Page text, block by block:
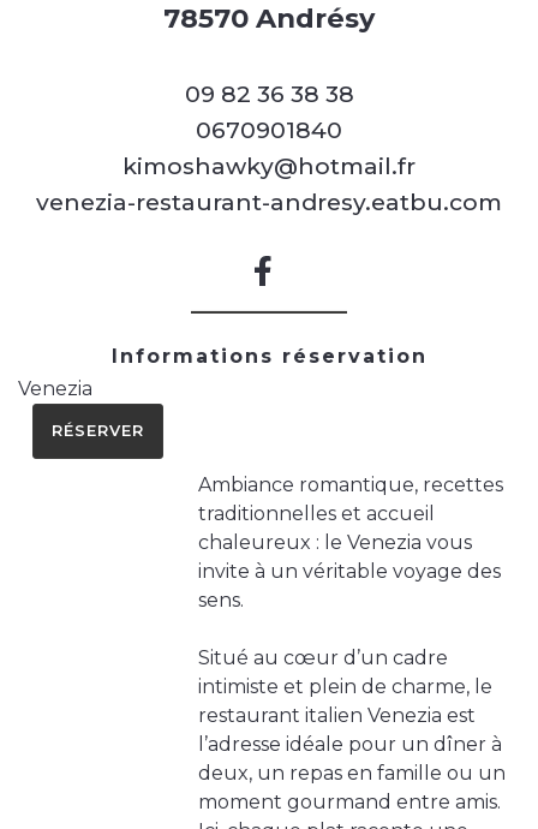
78570 Andrésy
09 82 36 38 38
0670901840
kimoshawky@hotmail.fr
venezia-restaurant-andresy.eatbu.com
Informations réservation
Venezia
RÉSERVER
Ambiance romantique, recettes
traditionnelles et accueil
chaleureux : le Venezia vous
invite à un véritable voyage des
sens.
Situé au cœur d’un cadre
intimiste et plein de charme, le
restaurant italien Venezia est
l’adresse idéale pour un dîner à
deux, un repas en famille ou un
moment gourmand entre amis.